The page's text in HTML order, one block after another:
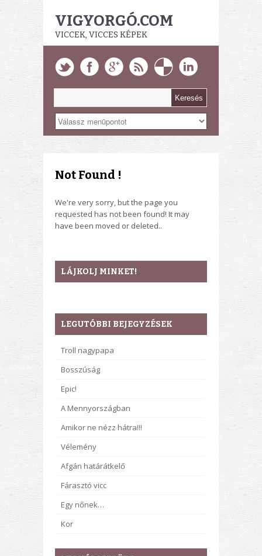
VIGYORGÓ.COM
VICCEK, VICCES KÉPEK
Not Found !
We're very sorry, but the page you
requested has not been found! It may
have been moved or deleted..
LÁJKOLJ MINKET!
LEGUTÓBBI BEJEGYZÉSEK
Troll nagypapa
Bosszúság
Epic!
A Mennyországban
Amikor ne nézz hátra!!!
Vélemény
Afgán határátkelő
Fárasztó vicc
Egy nőnek…
Kor